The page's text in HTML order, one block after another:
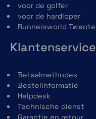
voor de golfer
voor de hardloper
Runnersworld Twente
Klantenservice
Betaalmethodes
Bestelinformatie
Helpdesk
Technische dienst
Garantie en retour